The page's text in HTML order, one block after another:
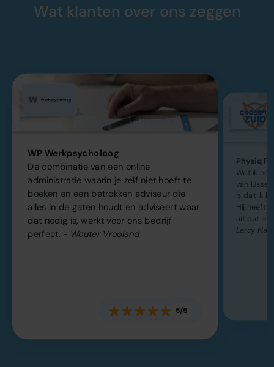
Wat klanten over ons zeggen
WP Werkpsycholoog
De combinatie van een online
administratie waarin je zelf niet hoeft te
boeken en een betrokken adviseur die
alles in de gaten houdt en adviseert waar
dat nodig is, werkt voor ons bedrijf
perfect. - Wouter Vrooland
5/5
Physiq
Wat ik
van
is dat ik
Hij heeft
uit dat ik
Leroy